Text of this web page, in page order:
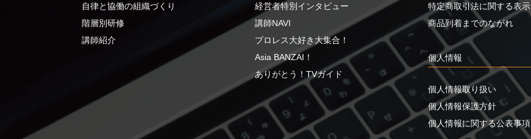
自律と協働の組織づくり
階層別研修
講師紹介
経営者特別インタビュー
講師NAVI
プロレス大好き大集合！
Asia BANZAI！
ありがとう！TVガイド
特定商取引法に関する表示
商品到着までのながれ
個人情報
個人情報取り扱い
個人情報保護方針
個人情報に関する公表事項